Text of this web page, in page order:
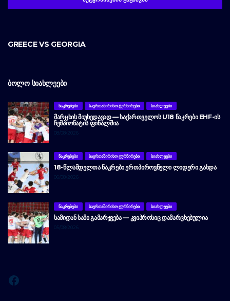
GREECE VS GEORGIA
ᲑᲝᲚᲝ ᲡᲘᲐᲮᲚᲔᲔᲑᲘ
ᲜᲐᲙᲠᲔᲑᲔᲑᲘ ᲡᲐᲔᲠᲗᲐᲨᲘᲠᲘᲡᲝ ᲢᲣᲠᲜᲘᲠᲔᲑᲘ ᲡᲘᲐᲮᲚᲔᲔᲑᲘ
ᲛᲐᲠᲪᲮᲘᲡ ᲛᲘᲣᲮᲔᲓᲐᲕᲐᲓ — ᲡᲐᲥᲐᲠᲗᲕᲔᲚᲝᲡ U18 ᲜᲐᲙᲠᲔᲑᲘ EHF-ᲘᲡ
ᲩᲔᲛᲞᲘᲝᲜᲐᲢᲘᲡ ᲤᲘᲜᲐᲚᲨᲘᲐ
08/08/2026
ᲜᲐᲙᲠᲔᲑᲔᲑᲘ ᲡᲐᲔᲠᲗᲐᲨᲘᲠᲘᲡᲝ ᲢᲣᲠᲜᲘᲠᲔᲑᲘ ᲡᲘᲐᲮᲚᲔᲔᲑᲘ
18-ᲬᲚᲐᲛᲓᲔᲚᲗᲐ ᲜᲐᲙᲠᲔᲑᲘ ᲔᲠᲗᲞᲘᲠᲝᲕᲜᲣᲚᲘ ᲚᲘᲓᲔᲠᲘ ᲒᲐᲮᲓᲐ
06/08/2026
ᲜᲐᲙᲠᲔᲑᲔᲑᲘ ᲡᲐᲔᲠᲗᲐᲨᲘᲠᲘᲡᲝ ᲢᲣᲠᲜᲘᲠᲔᲑᲘ ᲡᲘᲐᲮᲚᲔᲔᲑᲘ
ᲡᲐᲛᲘᲓᲐᲜ ᲡᲐᲛᲘ ᲒᲐᲛᲐᲠᲯᲕᲔᲑᲐ — ᲙᲕᲘᲞᲠᲝᲡᲘᲪ ᲓᲐᲛᲐᲠᲪᲮᲔᲑᲣᲚᲘᲐ
05/08/2026
Facebook